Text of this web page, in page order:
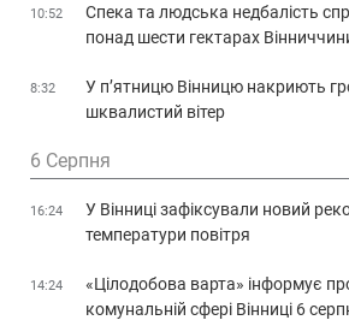
10:52
Спека та людська недбалість
понад шести гектарах
8:32
У п’ятницю Вінницю накриють
шквалистий вітер
6 Серпня
16:24
У Вінниці зафіксували новий
температури повітря
14:24
«Цілодобова варта» інформує
комунальній сфері Вінниці 6